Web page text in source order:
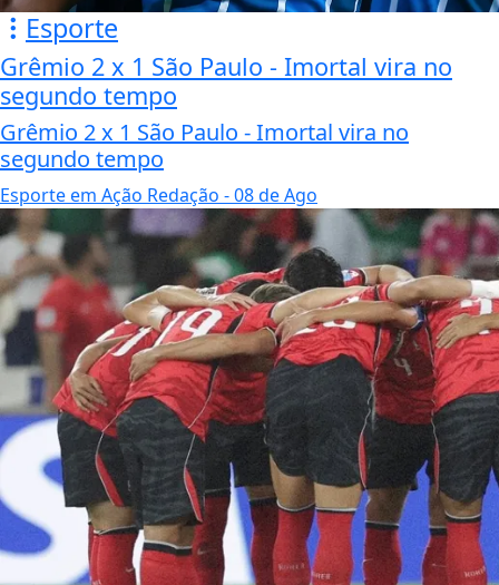
Esporte
Grêmio 2 x 1 São Paulo - Imortal vira no
segundo tempo
Grêmio 2 x 1 São Paulo - Imortal vira no
segundo tempo
Esporte em Ação Redação - 08 de Ago